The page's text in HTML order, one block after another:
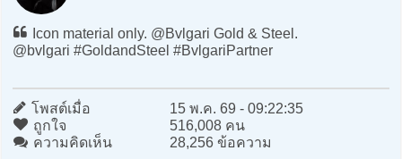
Icon material only. @Bvlgari Gold & Steel.
@bvlgari #GoldandSteel #BvlgariPartner
โพสต์เมื่อ
15 พ.ค. 69 - 09:22:35
ถูกใจ
516,008 คน
ความคิดเห็น
28,256 ข้อความ